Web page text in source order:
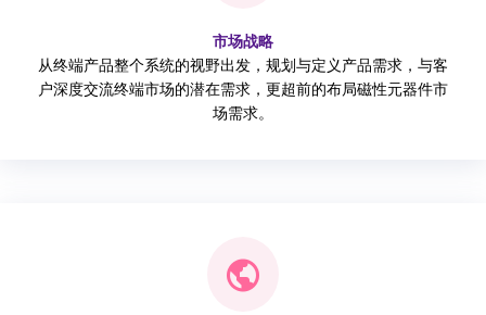
市场战略
从终端产品整个系统的视野出发，规划与定义产品需求，与客
户深度交流终端市场的潜在需求，更超前的布局磁性元器件市
场需求。